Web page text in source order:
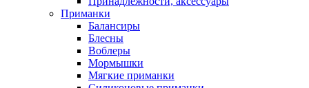
Приманки
Балансиры
Блесны
Воблеры
Мормышки
Мягкие приманки